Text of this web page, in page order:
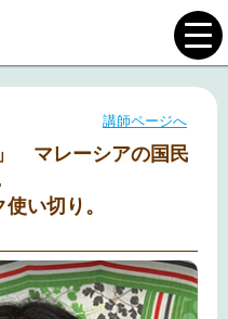
講師ページへ
マレーシアの国民
使い切り。